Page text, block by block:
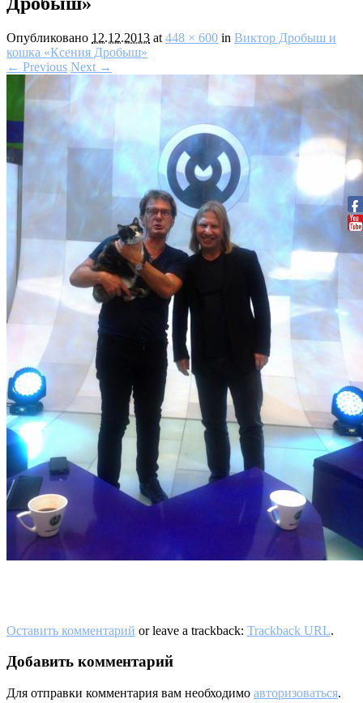
Опубликовано 12.12.2013 at 448 × 600 in Виктор Дробыш и
кошка «Ксения Дробыш»
← Previous Next →
Оставить комментарий or leave a trackback: Trackback URL.
Добавить комментарий
Для отправки комментария вам необходимо авторизоваться.